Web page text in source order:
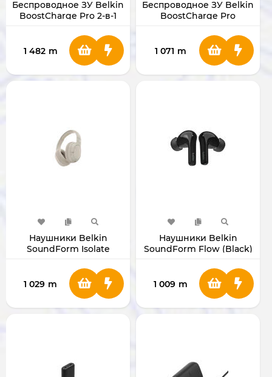
Беспроводное ЗУ Belkin
BoostCharge Pro 2-в-1
1 482 m
Беспроводное ЗУ Belkin
BoostCharge Pro
1 071 m
Наушники Belkin
SoundForm Isolate
1 029 m
Наушники Belkin
SoundForm Flow (Black)
1 009 m